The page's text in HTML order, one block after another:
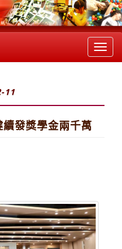
11
發獎學金兩千萬